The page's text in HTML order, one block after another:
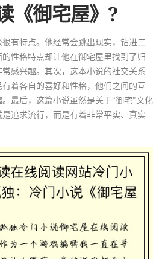
《御宅屋》?
有特点。他经常会跳出现实，钻进二
性格特点却让他在御宅屋里找到了归
感兴趣。其次，这本小说的社交关系
着各自的喜好和性格，他们之间的互
最后，这篇小说虽然是关于“御宅”文化
追求流行，而是有着非常平实、真实